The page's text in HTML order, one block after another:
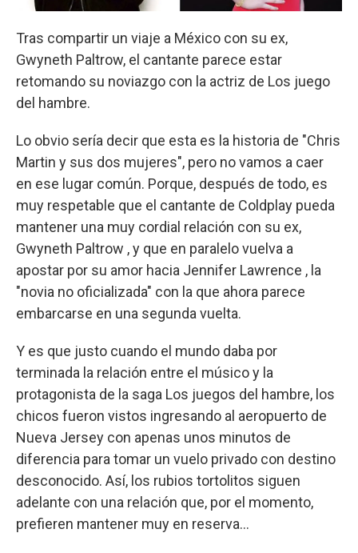
Tras compartir un viaje a México con su ex,
Gwyneth Paltrow, el cantante parece estar
retomando su noviazgo con la actriz de Los juego
del hambre.
Lo obvio sería decir que esta es la historia de "Chris
Martin y sus dos mujeres", pero no vamos a caer
en ese lugar común. Porque, después de todo, es
muy respetable que el cantante de Coldplay pueda
mantener una muy cordial relación con su ex,
Gwyneth Paltrow , y que en paralelo vuelva a
apostar por su amor hacia Jennifer Lawrence , la
"novia no oficializada" con la que ahora parece
embarcarse en una segunda vuelta.
Y es que justo cuando el mundo daba por
terminada la relación entre el músico y la
protagonista de la saga Los juegos del hambre, los
chicos fueron vistos ingresando al aeropuerto de
Nueva Jersey con apenas unos minutos de
diferencia para tomar un vuelo privado con destino
desconocido. Así, los rubios tortolitos siguen
adelante con una relación que, por el momento,
prefieren mantener muy en reserva...